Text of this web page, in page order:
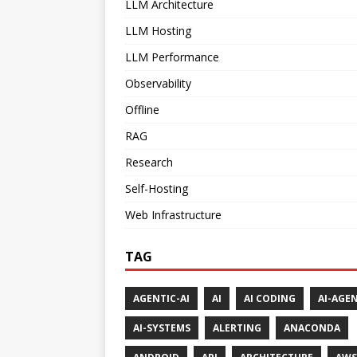
LLM Architecture
LLM Hosting
LLM Performance
Observability
Offline
RAG
Research
Self-Hosting
Web Infrastructure
TAG
AGENTIC-AI AI AI CODING AI-
AI-SYSTEMS ALERTING ANACONDA